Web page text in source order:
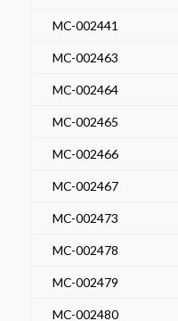
MC-002441
MC-002463
MC-002464
MC-002465
MC-002466
MC-002467
MC-002473
MC-002478
MC-002479
MC-002480